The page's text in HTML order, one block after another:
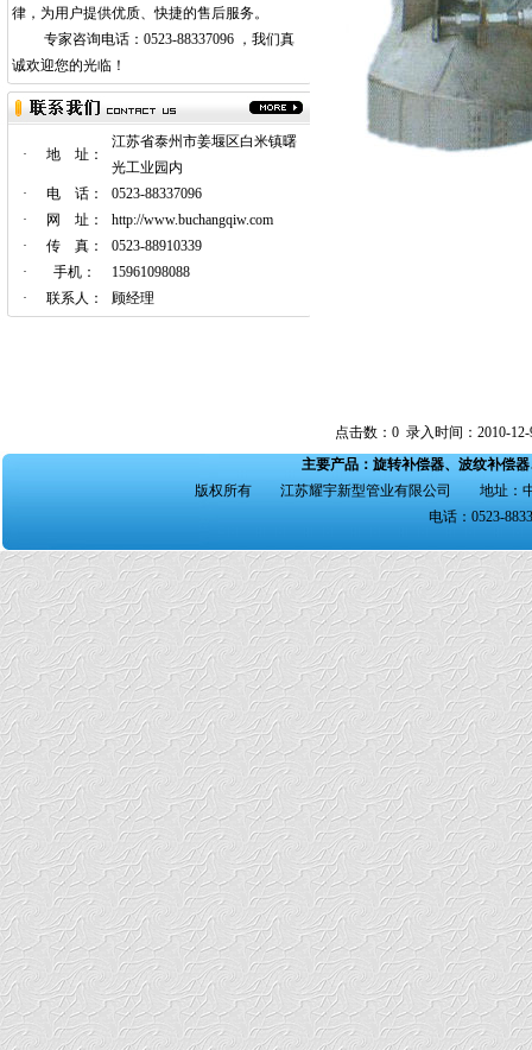
律，为用户提供优质、快捷的售后服务。
专家咨询电话：0523-88337096 ，我们真
诚欢迎您的光临！
· 地 址：
江苏省泰州市姜堰区白米镇曙
光工业园内
·
电 话：
0523-88337096
·
网 址：
http://www.buchangqiw.com
·
传 真：
0523-88910339
·
手机：
15961098088
·
联系人： 顾经理
点击数：0 录入时间：2010-12-
主要产品： 旋转补偿器、 波纹补偿器
版权所有 江苏耀宇新型管业有限公司 地址：中
电话：0523-